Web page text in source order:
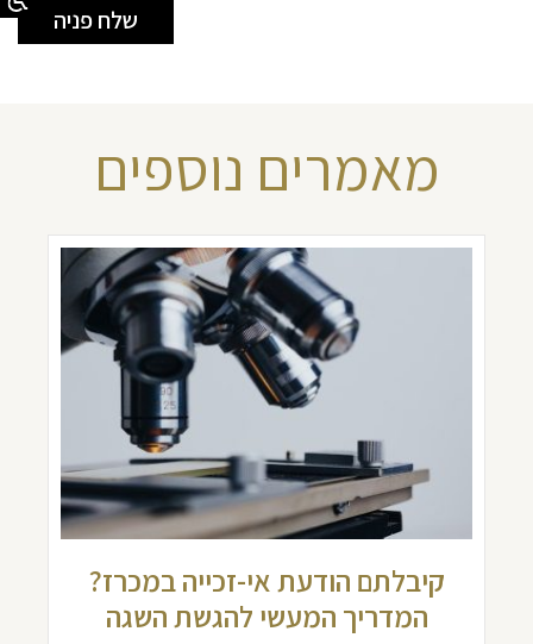
מאמרים נוספים
קיבלתם הודעת אי-זכייה במכרז?
המדריך המעשי להגשת השגה